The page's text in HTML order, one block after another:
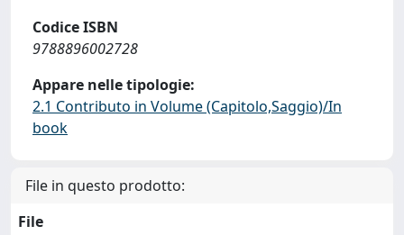
Codice ISBN
9788896002728
Appare nelle tipologie:
2.1 Contributo in Volume (Capitolo,Saggio)/In
book
File in questo prodotto:
File